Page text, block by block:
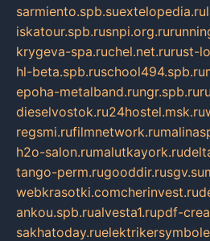
sarmiento.spb.suextelopedia.ru
iskatour.spb.rusnpi.org.ru
krygeva-spa.ruchel.net.rurust-
hl-beta.spb.ruschool494.spb.ru
epoha-metalband.rungr.spb.ru
dieselvostok.ru24hostel.msk.ru
regsmi.rufilmnetwork.ru
h2o-salon.rumalutkayork.ru
tango-perm.rugooddir.rusgv.su
webkrasotki.comcherinvest.ru
ankou.spb.rualvesta1.rupdf-
sakhatoday.ru